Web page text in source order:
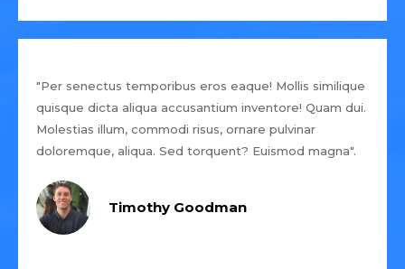
"Per senectus temporibus eros eaque! Mollis similique
quisque dicta aliqua accusantium inventore! Quam dui.
Molestias illum, commodi risus, ornare pulvinar
doloremque, aliqua. Sed torquent? Euismod magna".
Timothy Goodman